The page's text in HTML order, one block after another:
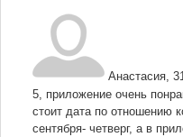
Анастасия,
5, приложение очень
стоит дата по отношению
сентября- четверг, а в